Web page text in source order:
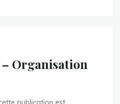
Organisation